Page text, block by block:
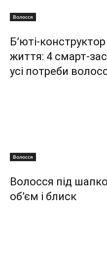
Волосся
Б’юті-
життя: 4 смарт-
усі потреби
Волосся
Волосся під
об’єм і блиск